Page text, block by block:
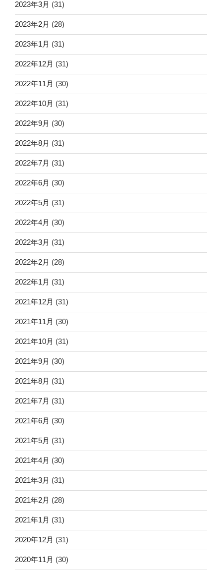
2023年3月 (31)
2023年2月 (28)
2023年1月 (31)
2022年12月 (31)
2022年11月 (30)
2022年10月 (31)
2022年9月 (30)
2022年8月 (31)
2022年7月 (31)
2022年6月 (30)
2022年5月 (31)
2022年4月 (30)
2022年3月 (31)
2022年2月 (28)
2022年1月 (31)
2021年12月 (31)
2021年11月 (30)
2021年10月 (31)
2021年9月 (30)
2021年8月 (31)
2021年7月 (31)
2021年6月 (30)
2021年5月 (31)
2021年4月 (30)
2021年3月 (31)
2021年2月 (28)
2021年1月 (31)
2020年12月 (31)
2020年11月 (30)